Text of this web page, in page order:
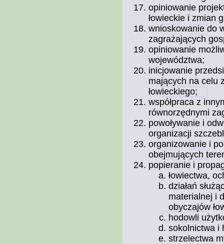
opiniowanie
łowieckie i zmian
wnioskowanie do
zagrażających
opiniowanie
województwa;
inicjowanie
mających na celu
łowieckiego;
współpraca z
równorzędnymi
powoływanie i
organizacji
organizowanie i
obejmujących
popieranie i
łowiectwa,
działań
materialnej i
obyczajów
hodowli
sokolnictwa i
strzelectwa